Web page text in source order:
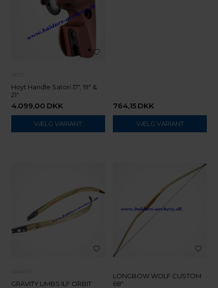
Hoyt Handle Satori 17", 19" &
21"
4.099,00 DKK
VÆLG VARIANT
764,15 DKK
VÆLG VARIANT
GRAVITY LIMBS ILF ORBIT
LONGBOW WOLF CUSTOM
68"